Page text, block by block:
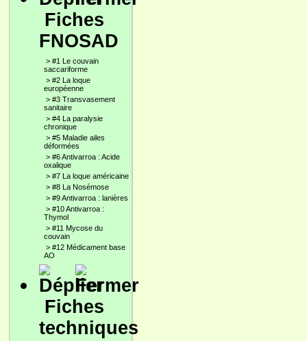
Fiches
FNOSAD
> #1 Le couvain
saccariforme
> #2 La loque
européenne
> #3 Transvasement
sanitaire
> #4 La paralysie
chronique
> #5 Maladie ailes
déformées
> #6 Antivarroa : Acide
oxalique
> #7 La loque américaine
> #8 La Nosémose
> #9 Antivarroa : lanières
> #10 Antivarroa :
Thymol
> #11 Mycose du
couvain
> #12 Médicament base
AO
Fiches
techniques